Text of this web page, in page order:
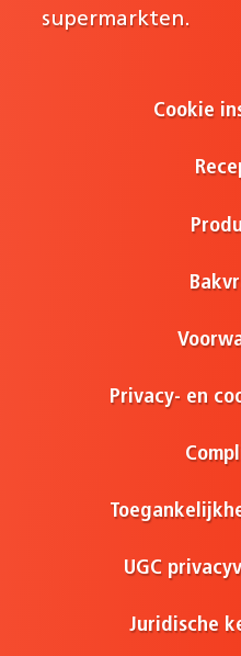
supermarkten.
Cookie
Privacy- en
UGC
Juridische